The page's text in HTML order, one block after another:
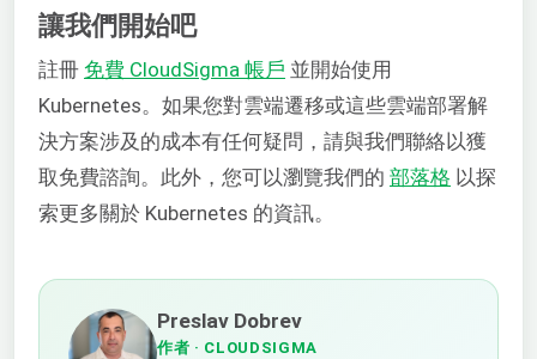
讓我們開始吧
註冊 免費 CloudSigma 帳戶 並開始使用
Kubernetes。如果您對雲端遷移或這些雲端部署解
決方案涉及的成本有任何疑問，請與我們聯絡以獲
取免費諮詢。此外，您可以瀏覽我們的 部落格 以探
索更多關於 Kubernetes 的資訊。
Preslav Dobrev
作者 · CLOUDSIGMA